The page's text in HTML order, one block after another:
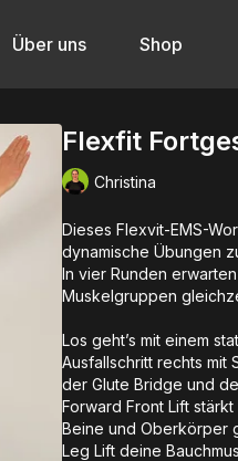
Über uns Shop
Flexfit
Christina
Dieses Flexvit-EMS-
dynamische Übungen
In vier Runden
Muskelgruppen
Los geht’s mit einem
Ausfallschritt rechts mit
der Glute Bridge und
Forward Front Lift
Beine und Oberkörper
Leg Lift deine